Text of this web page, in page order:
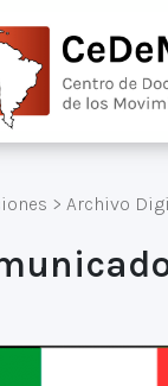
> Archivo